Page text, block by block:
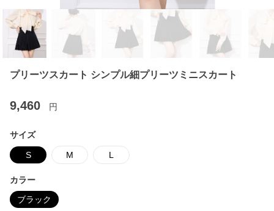
プリーツスカート シンプル細プリーツミニスカート
9,460 円
サイズ
S M L
カラー
ブラック